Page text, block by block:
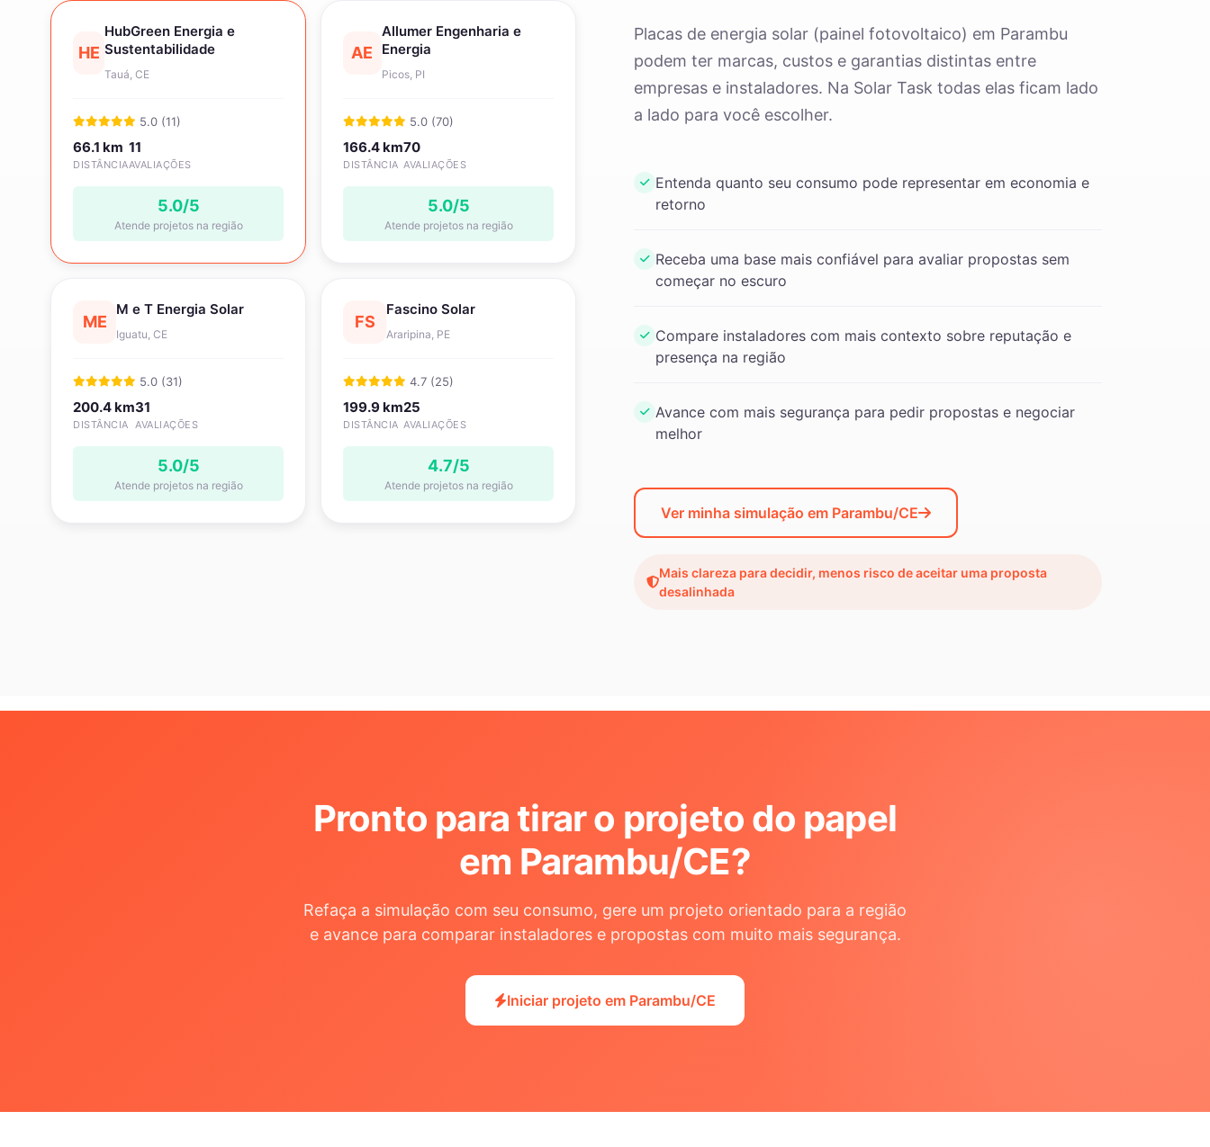
HE
HubGreen Energia e
Sustentabilidade
Tauá, CE
5.0 (11)
66.1 km
DISTÂNCIA
11
AVALIAÇÕES
5.0/5
Atende projetos na região
AE
Allumer Engenharia e
Energia
Picos, PI
5.0 (70)
166.4 km
DISTÂNCIA
70
AVALIAÇÕES
5.0/5
Atende projetos na região
ME
M e T Energia Solar
Iguatu, CE
5.0 (31)
200.4 km
DISTÂNCIA
31
AVALIAÇÕES
5.0/5
Atende projetos na região
FS
Fascino Solar
Araripina, PE
4.7 (25)
199.9 km
DISTÂNCIA
25
AVALIAÇÕES
4.7/5
Atende projetos na região
Placas de energia solar (painel fotovoltaico) em Parambu
podem ter marcas, custos e garantias distintas entre
empresas e instaladores. Na Solar Task todas elas ficam lado
a lado para você escolher.
Entenda quanto seu consumo pode representar em economia e
retorno
Receba uma base mais confiável para avaliar propostas sem
começar no escuro
Compare instaladores com mais contexto sobre reputação e
presença na região
Avance com mais segurança para pedir propostas e negociar
melhor
Ver minha simulação em Parambu/CE
Mais clareza para decidir, menos risco de aceitar uma proposta
desalinhada
Pronto para tirar o projeto do papel
em Parambu/CE?
Refaça a simulação com seu consumo, gere um projeto orientado para a região
e avance para comparar instaladores e propostas com muito mais segurança.
Iniciar projeto em Parambu/CE